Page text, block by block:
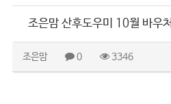
조은맘 산후도우미 10월 바우
조은맘 0 3346